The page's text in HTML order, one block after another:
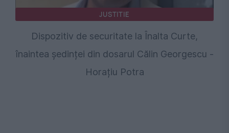
JUSTITIE
Dispozitiv de securitate la Înalta Curte,
înaintea ședinței din dosarul Călin Georgescu -
Horațiu Potra